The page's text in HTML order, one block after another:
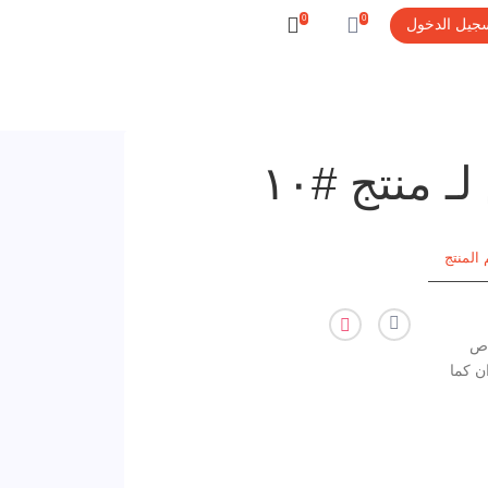
الدخول 0
0
منتج #١٠
المنتج
كما